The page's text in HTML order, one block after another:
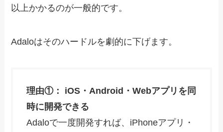
以上かかるのが一般的です。
Adaloはそのハードルを劇的に下げます。
理由①： iOS・Android・Webアプリを同
時に開発できる
Adaloで一度開発すれば、iPhoneアプリ・